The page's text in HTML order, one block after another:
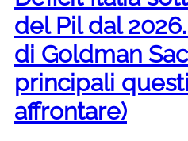
del Pil dal
di Goldman
principali
affrontare)